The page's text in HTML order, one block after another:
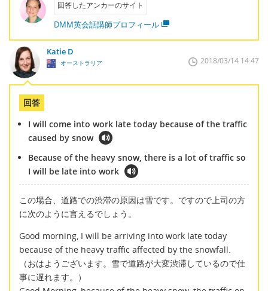
回答したアンカーのサイト
DMM英会話講師プロフィール
Katie D
オーストラリア 2018/03/14 14:47
回答
I will come into work late today because of the traffic
caused by snow
Because of the heavy snow, there is a lot of traffic so
I will be late into work
この場合、道路での渋滞の原因は雪です。ですので上司の方
に次のように言えるでしょう。
Good morning, I will be arriving into work late today
because of the heavy traffic affected by the snowfall.
（おはようございます。雪で道路が大変渋滞しているので仕
事に遅れます。）